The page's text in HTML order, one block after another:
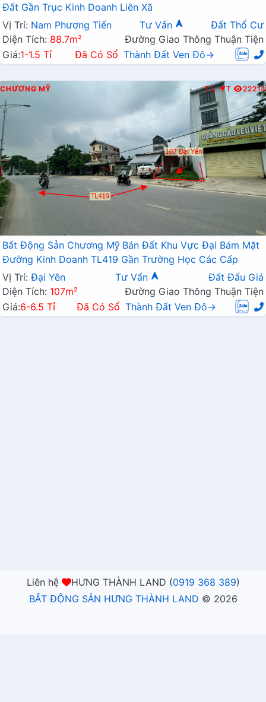
Đất Gần Trục Kinh Doanh Liên Xã
Vị Trí: Nam Phương Tiến Tư Vấn
Đất Thổ Cư
Diện Tích: 88.7m²
Đường Giao Thông Thuận Tiện
Giá:1-1.5 Tỉ Đã Có Sổ Thành Đất Ven Đô→
CHƯƠNG MỸ T.L T 22214
Bất Động Sản Chương Mỹ Bán Đất Khu Vực Đại Bám Mặt
Đường Kinh Doanh TL419 Gần Trường Học Các Cấp
Vị Trí: Đại Yên Tư Vấn
Đất Đấu Giá
Diện Tích: 107m²
Đường Giao Thông Thuận Tiện
Giá:6-6.5 Tỉ Đã Có Sổ Thành Đất Ven Đô→
Liên hệ HƯNG THÀNH LAND (0919 368 389)
BẤT ĐỘNG SẢN HƯNG THÀNH LAND © 2026